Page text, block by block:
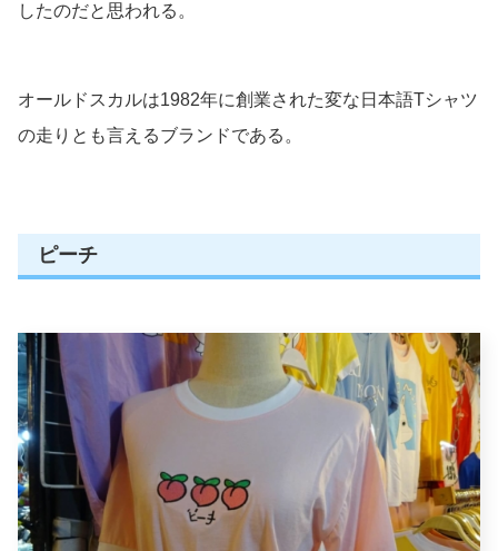
したのだと思われる。
オールドスカルは1982年に創業された変な日本語Tシャツ
の走りとも言えるブランドである。
ピーチ